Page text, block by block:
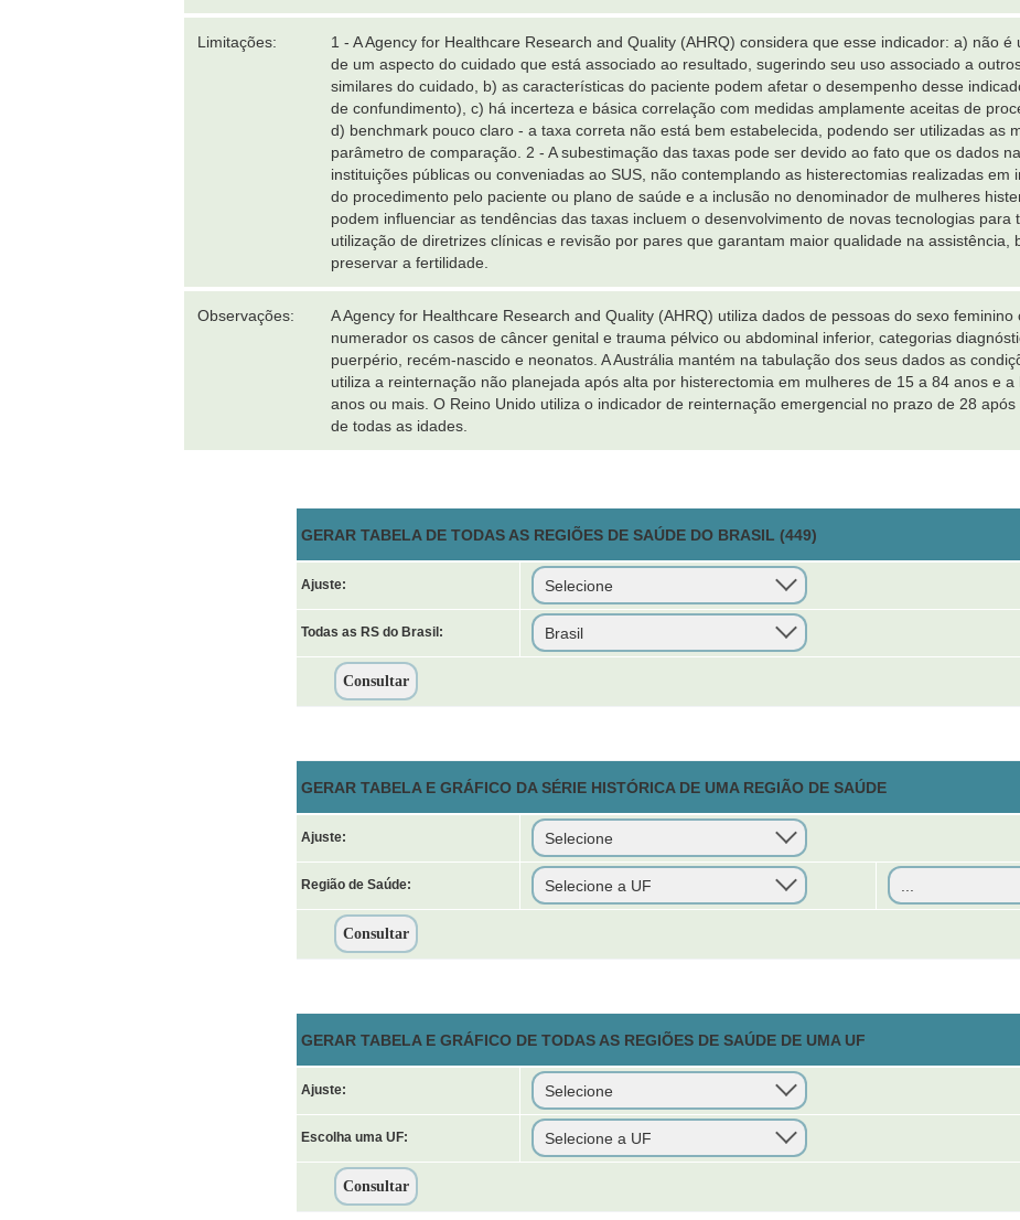
Limitações:
1 - A Agency for Healthcare Research and Quality (AHRQ) considera que esse indicador: a) não
de um aspecto do cuidado que está associado ao resultado, sugerindo seu uso associado a
similares do cuidado, b) as características do paciente podem afetar o desempenho desse
de confundimento), c) há incerteza e básica correlação com medidas amplamente aceitas de
d) benchmark pouco claro - a taxa correta não está bem estabelecida, podendo ser utilizadas as
parâmetro de comparação. 2 - A subestimação das taxas pode ser devido ao fato que os dados
instituições públicas ou conveniadas ao SUS, não contemplando as histerectomias realizadas em
do procedimento pelo paciente ou plano de saúde e a inclusão no denominador de mulheres
podem influenciar as tendências das taxas incluem o desenvolvimento de novas tecnologias para
utilização de diretrizes clínicas e revisão por pares que garantam maior qualidade na assistência,
preservar a fertilidade.
Observações:
A Agency for Healthcare Research and Quality (AHRQ) utiliza dados de pessoas do sexo
numerador os casos de câncer genital e trauma pélvico ou abdominal inferior, categorias
puerpério, recém-nascido e neonatos. A Austrália mantém na tabulação dos seus dados as
utiliza a reinternação não planejada após alta por histerectomia em mulheres de 15 a 84 anos e
anos ou mais. O Reino Unido utiliza o indicador de reinternação emergencial no prazo de 28
de todas as idades.
GERAR TABELA DE TODAS AS REGIÕES DE SAÚDE DO BRASIL (449)
Ajuste:
Todas as RS do Brasil:
GERAR TABELA E GRÁFICO DA SÉRIE HISTÓRICA DE UMA REGIÃO DE SAÚDE
Ajuste:
Região de Saúde:
GERAR TABELA E GRÁFICO DE TODAS AS REGIÕES DE SAÚDE DE UMA UF
Ajuste:
Escolha uma UF: